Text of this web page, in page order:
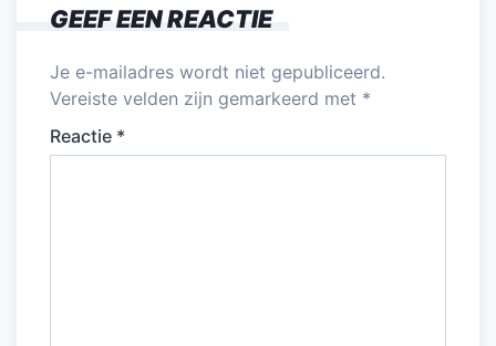
GEEF EEN REACTIE
Je e-mailadres wordt niet gepubliceerd.
Vereiste velden zijn gemarkeerd met *
Reactie *